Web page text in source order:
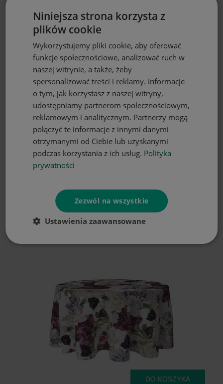
Obrus okrągły 120 z motywem liści
Obrus okrągły 120 z motywem
pastelowych kwiatów
DO KOSZYKA
Niniejsza strona korzysta z
plików cookie
Wykorzystujemy pliki cookie, aby oferować
funkcje społecznościowe, analizować ruch w
naszej witrynie, a także, żeby
spersonalizować treści i reklamy. Informacje
o tym, jak korzystasz z naszej witryny,
udostępniamy partnerom społecznościowym,
reklamowym i analitycznym. Partnerzy mogą
połączyć te informacje z innymi danymi
otrzymanymi od Ciebie lub uzyskanymi
podczas korzystania z ich usług. Polityka
prywatności
Zezwól na wszystkie
Ustawienia zaawansowane